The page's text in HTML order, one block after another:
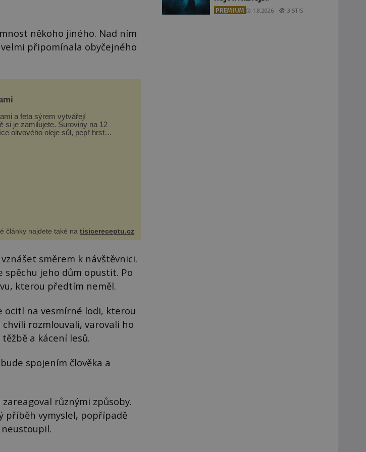
někoho jiného. Nad ním
připomínala obyčejného
a feta sýrem vytvářejí
Suroviny na 12
olivového oleje sůl, pepř hrst
články najdete také natisicereceptu.cz
směrem k návštěvnici.
jeho dům opustit. Po
kterou předtím neměl.
ocitl na vesmírné lodi, kterou
rozmlouvali, varovali ho
a kácení lesů.
spojením člověka a
různými způsoby.
příběh vymyslel, popřípadě
PREMIUM 1.8.2026 3.5TIS